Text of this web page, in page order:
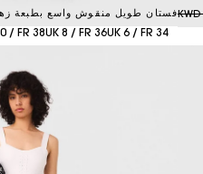
UK 6 / FR 34
UK 8 / FR 36
/ FR 38